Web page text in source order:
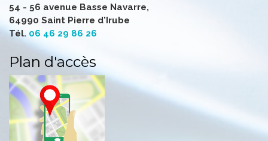
54 - 56 avenue Basse Navarre,
64990 Saint Pierre d'Irube
Tél. 06 46 29 86 26
Plan d'accès